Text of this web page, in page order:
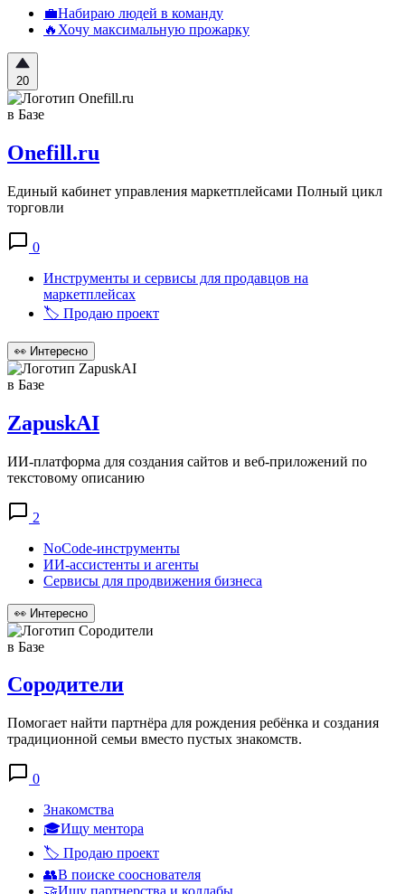
💼Набираю людей в команду
🔥Хочу максимальную прожарку
20
в Базе
Onefill.ru
Единый кабинет управления маркетплейсами Полный цикл
торговли
0
Инструменты и сервисы для продавцов на
маркетплейсах
🏷️ Продаю проект
👀 Интересно
в Базе
ZapuskAI
ИИ-платформа для создания сайтов и веб-приложений по
текстовому описанию
2
NoCode-инструменты
ИИ-ассистенты и агенты
Сервисы для продвижения бизнеса
👀 Интересно
в Базе
Сородители
Помогает найти партнёра для рождения ребёнка и создания
традиционной семьи вместо пустых знакомств.
0
Знакомства
🎓Ищу ментора
🏷️ Продаю проект
👥В поиске сооснователя